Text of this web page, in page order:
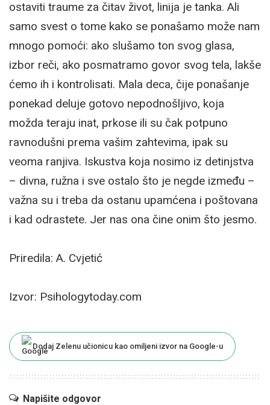
ostaviti traume za čitav život, linija je tanka. Ali
samo svest o tome kako se ponašamo može nam
mnogo pomoći: ako slušamo ton svog glasa,
izbor reči, ako posmatramo govor svog tela, lakše
ćemo ih i kontrolisati. Mala deca, čije ponašanje
ponekad deluje gotovo nepodnošljivo, koja
možda teraju inat, prkose ili su čak potpuno
ravnodušni prema vašim zahtevima, ipak su
veoma ranjiva. Iskustva koja nosimo iz detinjstva
– divna, ružna i sve ostalo što je negde između –
važna su i treba da ostanu upamćena i poštovana
i kad odrastete. Jer nas ona čine onim što jesmo.
Priredila: A. Cvjetić
Izvor: Psihologytoday.com
Dodaj Zelenu učionicu kao omiljeni izvor na Google-u
Napišite odgovor